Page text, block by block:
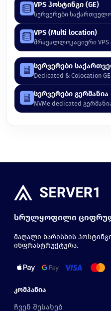
VPS ჰოსტინგი (GE)
სერვერები
VPS (Multi location)
მრავალლოკაციური
სერვერები
Dedicated & Colocation GE
სერვერები გერმანია
NVMe dedicated
სრულყოფილი
მაღალი ხარისხის
ინფრასტრუქტურა.
Კომპანია
ჩვენ შესახებ